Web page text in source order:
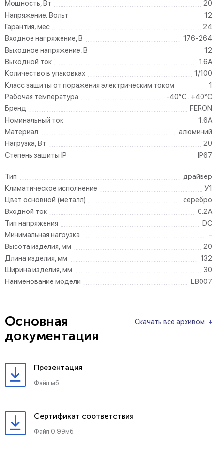
Мощность, Вт
20
Напряжение, Вольт
12
Гарантия, мес
24
Входное напряжение, В
176-264
Выходное напряжение, В
12
Выходной ток
1.6A
Количество в упаковках
1/100
Класс защиты от поражения электрическим током
1
Рабочая температура
-40°C...+40°C
Бренд
FERON
Номинальный ток
1,6A
Материал
алюминий
Нагрузка, Вт
20
Степень защиты IP
IP67
Тип
драйвер
Климатическое исполнение
У1
Цвет основной (металл)
серебро
Входной ток
0.2A
Тип напряжения
DC
Минимальная нагрузка
-
Высота изделия, мм
20
Длина изделия, мм
132
Ширина изделия, мм
30
Наименование модели
LB007
Скачать все архивом
Основная
документация
Презентация
Файл мб.
Сертификат соответствия
Файл 0.99мб.